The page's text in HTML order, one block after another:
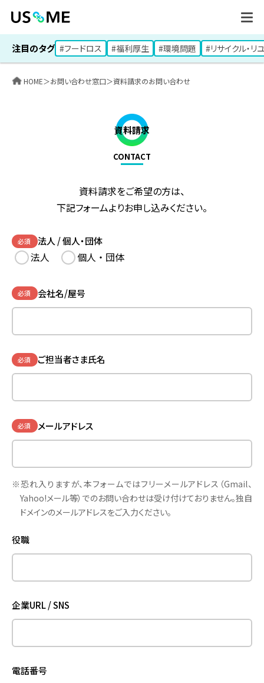
注目のタグ #フードロス #福利厚生 #環境問題 #リサイクル・リ
HOME＞お問い合わせ窓口＞資料請求のお問い合わせ
資料請求
CONTACT
資料請求をご希望の方は、
下記フォームよりお申し込みください。
必須 法人 / 個人・団体
法人 個人 ・ 団体
必須 会社名/屋号
必須 ご担当者さま氏名
必須 メールアドレス
※恐れ入りますが、本フォームではフリーメールアドレス（Gmail、
Yahoo!メール等）でのお問い合わせは受け付けておりません。独自
ドメインのメールアドレスをご入力ください。
役職
企業URL / SNS
電話番号